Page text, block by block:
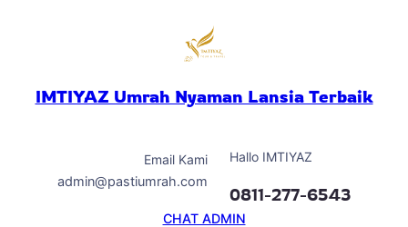
IMTIYAZ Umrah Nyaman Lansia Terbaik
Email Kami
admin@pastiumrah.com
Hallo IMTIYAZ
0811-277-6543
CHAT ADMIN